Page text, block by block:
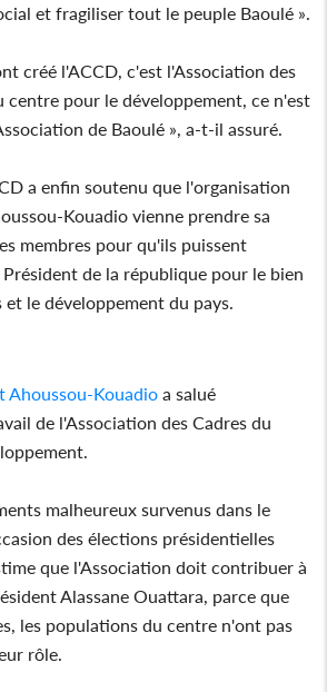
et fragiliser tout le peuple Baoulé ».
créé l'ACCD, c'est l'Association des
centre pour le développement, ce n'est
de Baoulé », a-t-il assuré.
a enfin soutenu que l'organisation
Kouadio vienne prendre sa
membres pour qu'ils puissent
de la république pour le bien
le développement du pays.
Ahoussou-Kouadio a salué
de l'Association des Cadres du
malheureux survenus dans le
des élections présidentielles
que l'Association doit contribuer à
Alassane Ouattara, parce que
les populations du centre n'ont pas
rôle.